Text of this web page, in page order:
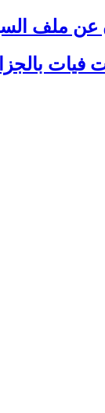
عن ملف
فيات